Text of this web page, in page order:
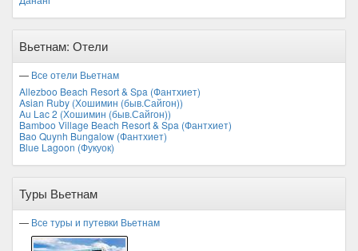
Вьетнам: Отели
— Все отели Вьетнам
Allezboo Beach Resort & Spa (Фантхиет)
Asian Ruby (Хошимин (быв.Сайгон))
Au Lac 2 (Хошимин (быв.Сайгон))
Bamboo Village Beach Resort & Spa (Фантхиет)
Bao Quynh Bungalow (Фантхиет)
Blue Lagoon (Фукуок)
Туры Вьетнам
— Все туры и путевки Вьетнам